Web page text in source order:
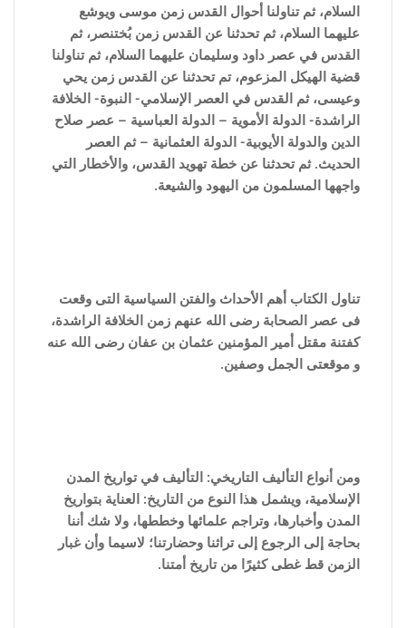
السلام، ثم تناولنا أحوال القدس زمن موسى ويوشع
عليهما السلام، ثم تحدثنا عن القدس زمن بُختنصر، ثم
القدس في عصر داود وسليمان عليهما السلام، ثم تناولنا
قضية الهيكل المزعوم، تم تحدثنا عن القدس زمن يحي
وعيسى، ثم القدس في العصر الإسلامي- النبوة- الخلافة
الراشدة- الدولة الأموية – الدولة العباسية – عصر صلاح
الدين والدولة الأيوبية- الدولة العثمانية – ثم العصر
الحديث. ثم تحدثنا عن خطة تهويد القدس، والأخطار التي
واجهها المسلمون من اليهود والشيعة.
تناول الكتاب أهم الأحداث والفتن ا لسياسية التى وقعت
فى عصر الصحابة رضى الله عنهم زمن الخلافة الراشدة،
كفتنة مقتل أمير المؤمنين عثمان بن عفان رضى الله عنه
و موقعتى الجمل وصفين.
ومن أنواع التأليف التاريخي: التأليف في تواريخ المدن
الإسلامية، ويشمل هذا النوع من التاريخ: العناية بتواريخ
المدن وأخبارها، وتراجم علمائها وخططها، ولا شك أننا
بحاجة إلى الرجوع إلى تراثنا وحضارتنا؛ لاسيما وأن غبار
الزمن قط غطى كثيرًا من تاريخ أمتنا.